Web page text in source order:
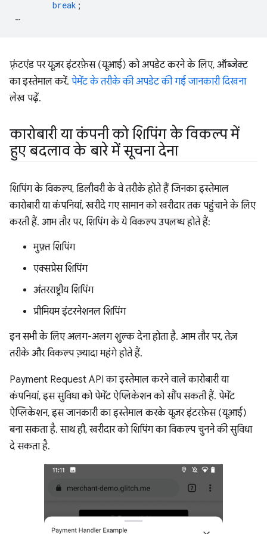
break ;
…
फ़्रंटएंड पर यूज़र इंटरफ़ेस (यूआई) को अपडेट करने के लिए, ऑब्जेक्ट
का इस्तेमाल करें. पेमेंट के तरीके की अपडेट की गई जानकारी दिखना
लेख पढ़ें.
कारोबारी या कंपनी को शिपिंग के विकल्प में
हुए बदलाव के बारे में सूचना देना
शिपिंग के विकल्प, डिलीवरी के वे तरीके होते हैं जिनका इस्तेमाल
कारोबारी या कंपनियां, खरीदे गए सामान को खरीदार तक पहुंचाने के लिए
करती हैं. आम तौर पर, शिपिंग के ये विकल्प उपलब्ध होते हैं:
मुफ़्त शिपिंग
एक्सप्रेस शिपिंग
अंतरराष्ट्रीय शिपिंग
प्रीमियम इंटरनेशनल शिपिंग
इन सभी के लिए अलग-अलग शुल्क देना होता है. आम तौर पर, तेज़
तरीके और विकल्प ज़्यादा महंगे होते हैं.
Payment Request API का इस्तेमाल करने वाले कारोबारी या
कंपनियां, इस सुविधा को पेमेंट ऐप्लिकेशन को सौंप सकती हैं. पेमेंट
ऐप्लिकेशन, इस जानकारी का इस्तेमाल करके यूज़र इंटरफ़ेस (यूआई)
बना सकता है. साथ ही, खरीदार को शिपिंग का विकल्प चुनने की सुविधा
दे सकता है.